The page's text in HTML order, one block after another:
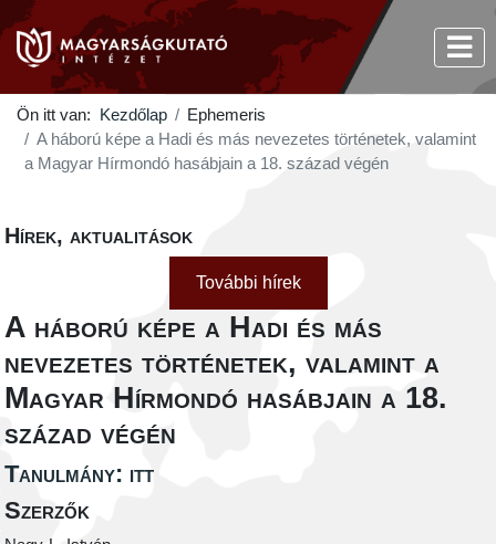
Ön itt van: Kezdőlap
Ephemeris
A háború képe a Hadi és más nevezetes történetek, valamint
a Magyar Hírmondó hasábjain a 18. század végén
Hírek, aktualitások
További hírek
A háború képe a Hadi és más
nevezetes történetek, valamint a
Magyar Hírmondó hasábjain a 18.
század végén
Tanulmány: itt
Szerzők